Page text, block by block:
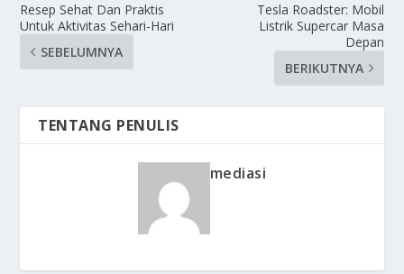
Resep Sehat Dan Praktis
Untuk Aktivitas Sehari-Hari
SEBELUMNYA
Tesla Roadster: Mobil
Listrik Supercar Masa
Depan
BERIKUTNYA
TENTANG PENULIS
mediasi